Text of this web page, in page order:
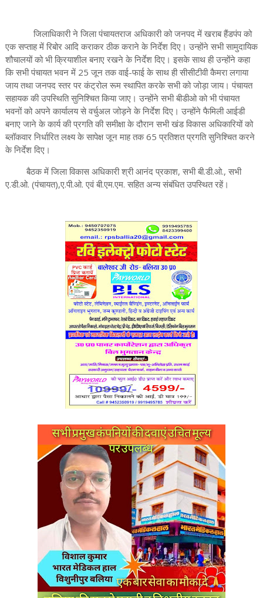
जिलाधिकारी ने जिला पंचायतराज अधिकारी को जनपद में खराब हैंडपंप को
एक सप्ताह में रिबोर आदि कराकर ठीक कराने के निर्देश दिए। उन्होंने सभी सामुदायिक
शौचालयों को भी क्रियाशील बनाए रखने के निर्देश दिए। इसके साथ ही उन्होंने कहा
कि सभी पंचायत भवन में 25 जून तक वाई-फाई के साथ ही सीसीटीवी कैमरा लगाया
जाय तथा जनपद स्तर पर कंट्रोल रूम स्थापित करके सभी को जोड़ा जाय। पंचायत
सहायक की उपस्थिति सुनिश्चित किया जाए। उन्होंने सभी बीडीओ को भी पंचायत
भवनों को अपने कार्यालय से वर्चुअल जोड़ने के निर्देश दिए। उन्होंने फैमिली आईडी
बनाए जाने के कार्य की प्रगति की समीक्षा के दौरान सभी खंड विकास अधिकारियों को
ब्लॉकवार निर्धारित लक्ष्य के सापेक्ष जून माह तक 65 प्रतिशत प्रगति सुनिश्चित करने
के निर्देश दिए।
बैठक में जिला विकास अधिकारी श्री आनंद प्रकाश, सभी बी.डी.ओ., सभी
ए.डी.ओ. (पंचायत),ए.पी.ओ. एवं बी.एम.एम. सहित अन्य संबंधित उपस्थित रहें।